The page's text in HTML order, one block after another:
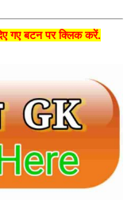
गए बटन पर क्लिक करें.